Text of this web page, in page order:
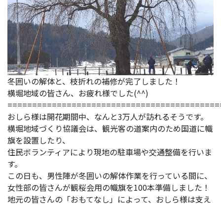
冬囲いの解体と、枝折れの補修が完了しました！
横堀地域の皆さん、お疲れ様でした(^^)
おしら様は開花期間中、なんと3万人が訪れるそうです。
横堀地域づくり協議会は、観光客の道案内のため国道に幟
旗を設置したり、
住民ボランティアにより現地の駐車場や交通整備を行いま
す。
この日も、男性陣が冬囲いの解体作業を行っている間に、
女性部の皆さんが観桜会用の幟旗を100本準備しました！
地元の皆さんの「おもてなし」によって、おしら様は支え